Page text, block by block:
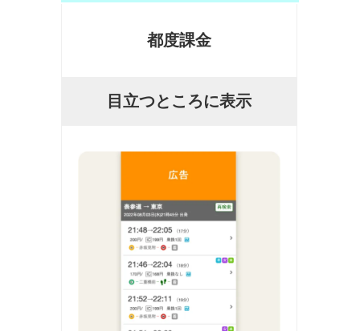
都度課金
目立つところに表示